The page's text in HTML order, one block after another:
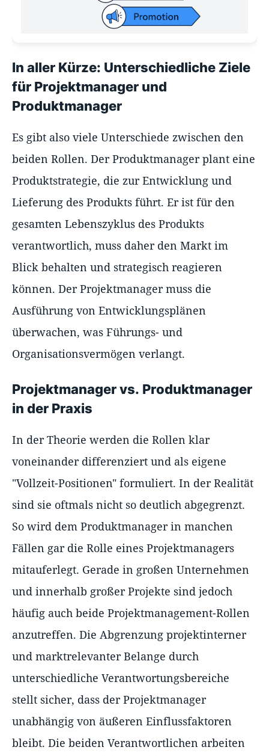
In aller Kürze: Unterschiedliche Ziele
für Projektmanager und
Produktmanager
Es gibt also viele Unterschiede zwischen den
beiden Rollen. Der Produktmanager plant eine
Produktstrategie, die zur Entwicklung und
Lieferung des Produkts führt. Er ist für den
gesamten Lebenszyklus des Produkts
verantwortlich, muss daher den Markt im
Blick behalten und strategisch reagieren
können. Der Projektmanager muss die
Ausführung von Entwicklungsplänen
überwachen, was Führungs- und
Organisationsvermögen verlangt.
Projektmanager vs. Produktmanager
in der Praxis
In der Theorie werden die Rollen klar
voneinander differenziert und als eigene
"Vollzeit-Positionen" formuliert. In der Realität
sind sie oftmals nicht so deutlich abgegrenzt.
So wird dem Produktmanager in manchen
Fällen gar die Rolle eines Projektmanagers
mitauferlegt. Gerade in großen Unternehmen
und innerhalb großer Projekte sind jedoch
häufig auch beide Projektmanagement-Rollen
anzutreffen. Die Abgrenzung projektinterner
und marktrelevanter Belange durch
unterschiedliche Verantwortungsbereiche
stellt sicher, dass der Projektmanager
unabhängig von äußeren Einflussfaktoren
bleibt. Die beiden Verantwortlichen arbeiten